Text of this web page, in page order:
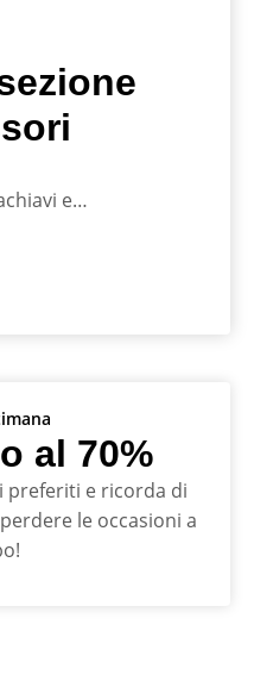
al 70%
preferiti e ricorda di
le occasioni a
e…